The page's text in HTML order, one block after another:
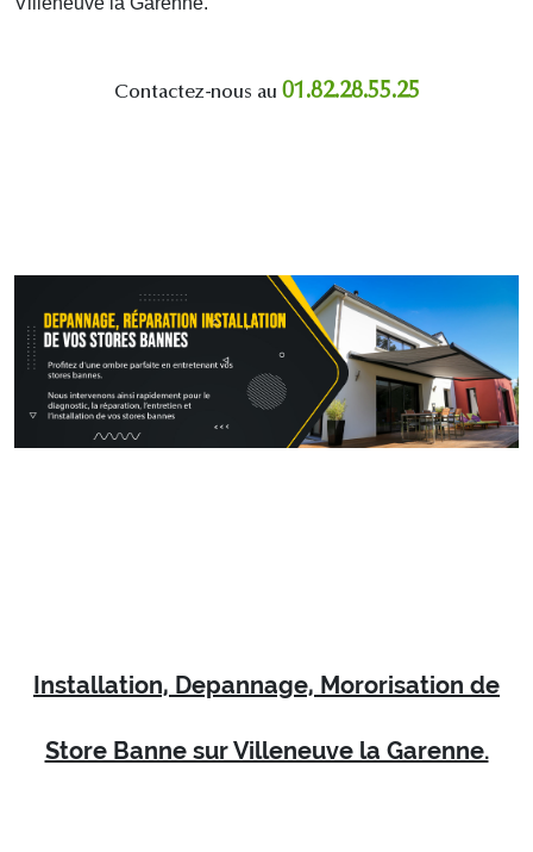
Contactez-nous au 01.82.28.55.25
Installation, Depannage, Mororisation de
Store Banne sur Villeneuve la Garenne.